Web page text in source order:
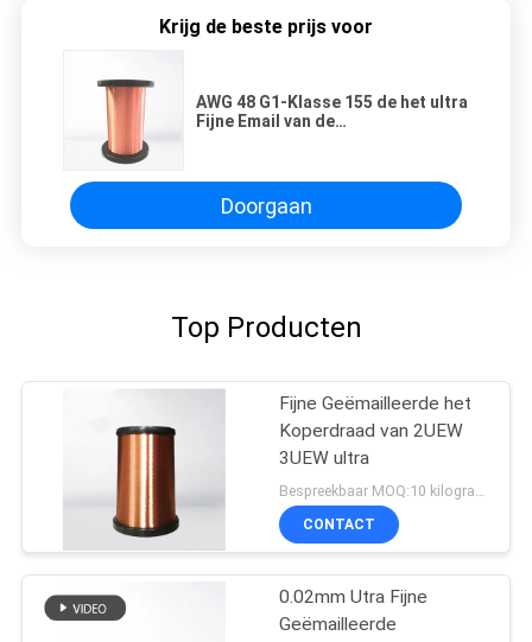
Krijg de beste prijs voor
AWG 48 G1-Klasse 155 de het ultra
Fijne Email van de
Doorgaan
Top Producten
Fijne Geëmailleerde het
Koperdraad van 2UEW
3UEW ultra
Bespreekbaar MOQ:10 kilogram/Kilogram
CONTACT
0.02mm Utra Fijne
Geëmailleerde